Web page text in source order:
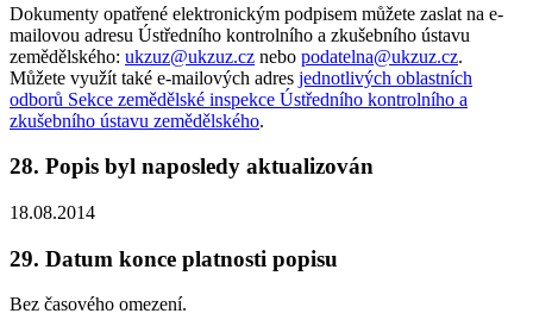
Dokumenty opatřené elektronickým podpisem můžete zaslat na e-
mailovou adresu Ústředního kontrolního a zkušebního ústavu
zemědělského: ukzuz@ukzuz.cz nebo podatelna@ukzuz.cz.
Můžete využít také e-mailových adres jednotlivých oblastních
odborů Sekce zemědělské inspekce Ústředního kontrolního a
zkušebního ústavu zemědělského.
28. Popis byl naposledy aktualizován
18.08.2014
29. Datum konce platnosti popisu
Bez časového omezení.